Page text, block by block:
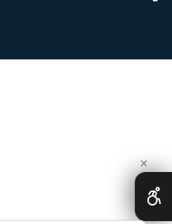
✕